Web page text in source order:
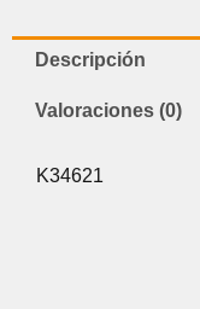
Descripción
Valoraciones (0)
K34621